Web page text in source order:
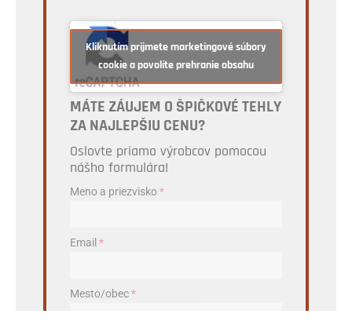
Kliknutím prijmete marketingové súbory
cookie a povolíte prehranie obsahu
MÁTE ZÁUJEM O ŠPIČKOVÉ TEHLY
ZA NAJLEPŠIU CENU?
Oslovte priamo výrobcov pomocou
nášho formulára!
Meno a priezvisko*
Email *
Mesto/obec*